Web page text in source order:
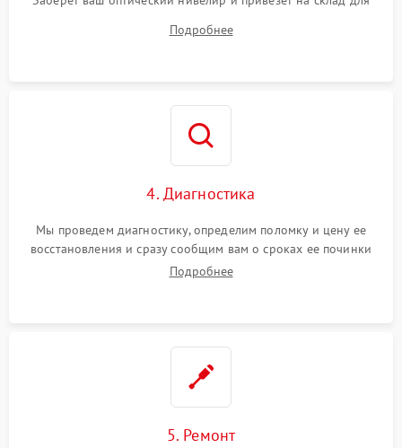
Подробнее
4. Диагностика
Мы проведем диагностику, определим поломку и цену ее
восстановления и сразу сообщим вам о сроках ее починки
Подробнее
5. Ремонт